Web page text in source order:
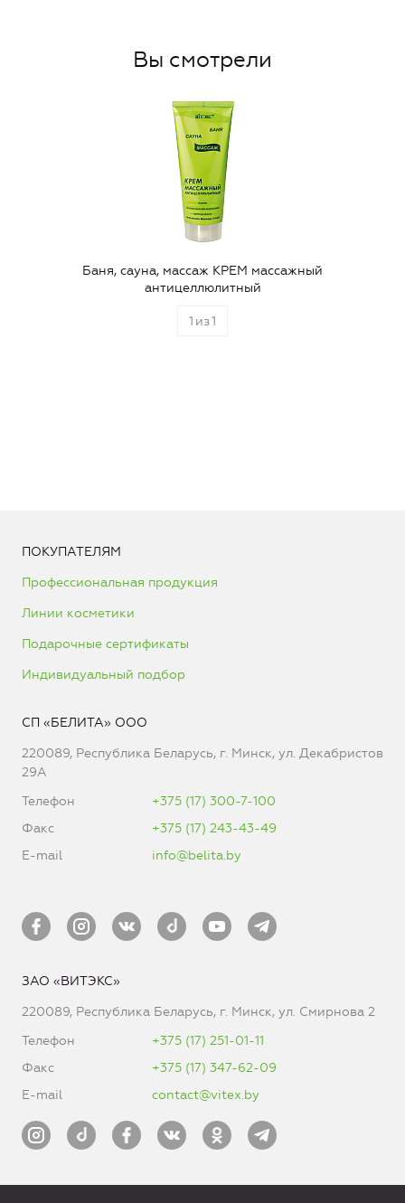
Вы смотрели
Баня, сауна, массаж КРЕМ массажный
антицеллюлитный
1 из1
ПОКУПАТЕЛЯМ
Профессиональная продукция
Линии косметики
Подарочные сертификаты
Индивидуальный подбор
СП «БЕЛИТА» ООО
220089, Республика Беларусь, г. Минск, ул. Декабристов
29А
Телефон
+375 (17) 300-7-100
Факс
+375 (17) 243-43-49
E-mail
info@belita.by
ЗАО «ВИТЭКС»
220089, Республика Беларусь, г. Минск, ул. Смирнова 2
Телефон
+375 (17) 251-01-11
Факс
+375 (17) 347-62-09
E-mail
contact@vitex.by